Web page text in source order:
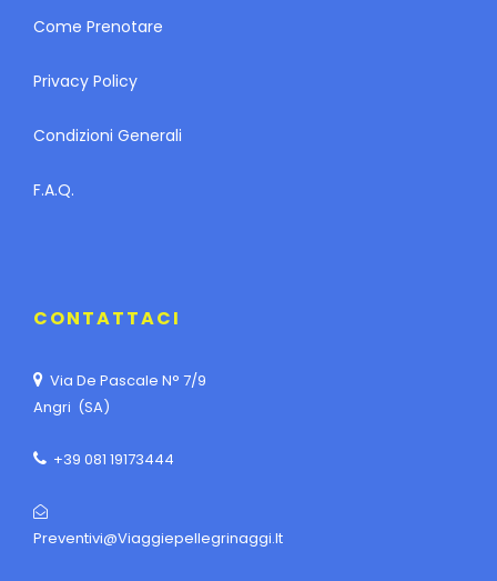
Come Prenotare
Privacy Policy
Condizioni Generali
F.A.Q.
CONTATTACI
Via De Pascale N° 7/9
Angri (SA)
+39 081 19173444
Preventivi@viaggiepellegrinaggi.it